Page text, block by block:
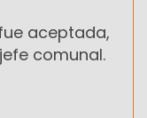
aceptada,
comunal.